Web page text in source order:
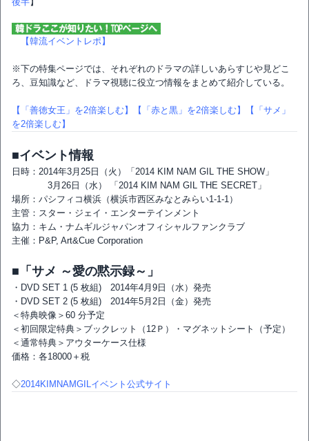
【韓流イベントレポ】
※下の特集ページでは、それぞれのドラマの詳しいあらすじや見どこ
ろ、豆知識など、ドラマ視聴に役立つ情報をまとめて紹介している。
【「善徳女王」を2倍楽しむ】 【「赤と黒」を2倍楽しむ】
【「サメ」
を2倍楽しむ】
■イベント情報
日時：2014年3月25日（火）「2014 KIM NAM GIL THE SHOW」
3月26日（水） 「2014 KIM NAM GIL THE SECRET」
場所：パシフィコ横浜（横浜市西区みなとみらい1-1-1）
主管：スター・ジェイ・エンターテインメント
協力：キム・ナムギルジャパンオフィシャルファンクラブ
主催：P&P, Art&Cue Corporation
■「サメ ～愛の黙示録～」
・DVD SET 1 (5 枚組) 2014年4月9日（水）発売
・DVD SET 2 (5 枚組) 2014年5月2日（金）発売
＜特典映像＞60 分予定
＜初回限定特典＞ブックレット（12Ｐ）・マグネットシート（予定）
＜通常特典＞アウターケース仕様
価格：各18000＋税
◇2014KIMNAMGILイベント公式サイト